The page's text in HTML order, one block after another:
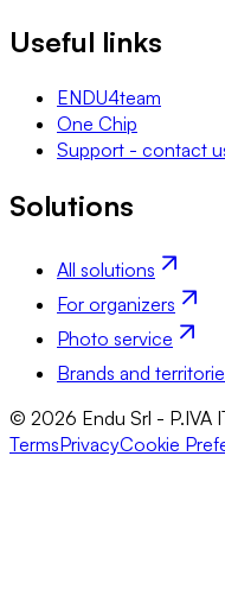
Useful links
ENDU4team
One Chip
Support - contact
Solutions
All solutions
For organizers
Photo service
Brands and
© 2026 Endu Srl - P.IVA
TermsPrivacyCookie